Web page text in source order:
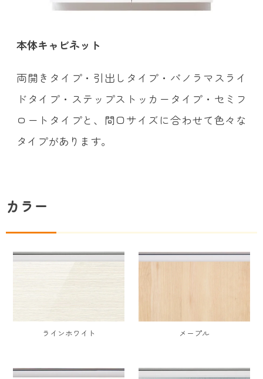
本体キャビネット
両開きタイプ・引出しタイプ・パノラマスライ
ドタイプ・ステップストッカータイプ・セミフ
ロートタイプと、間口サイズに合わせて色々な
タイプがあります。
カラー
ラインホワイト メープル